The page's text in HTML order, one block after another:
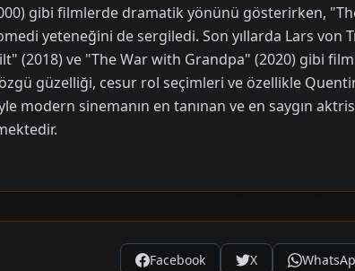
gibi filmlerde dramatik yönünü gösterirken,
yeteneğini de sergiledi. Son yıllarda Lars von
(2018) ve "The War with Grandpa" (2020) gibi
güzelliği, cesur rol seçimleri ve özellikle
modern sinemanın en tanınan ve en saygın
Facebook X